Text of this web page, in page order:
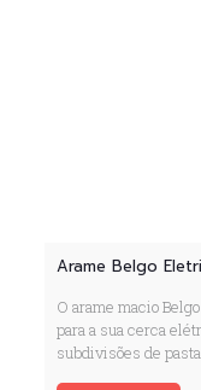
Arame Belgo
O arame macio
para a sua cerca
subdivisões de